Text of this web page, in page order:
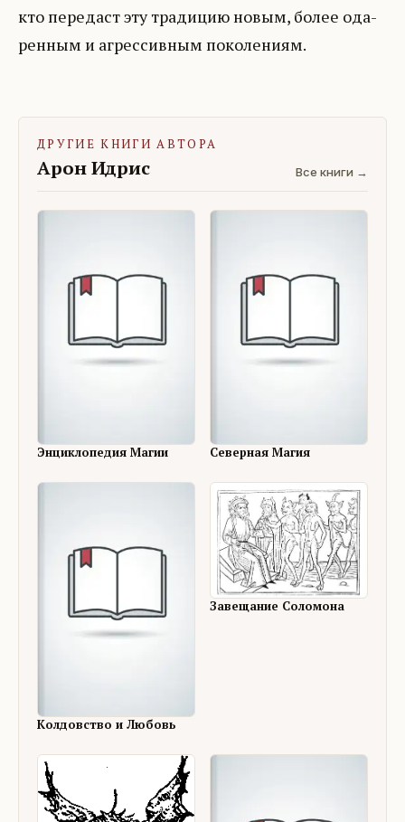
кто передаст эту традицию новым, более ода­
ренным и агрессивным поколениям.
ДРУГИЕ КНИГИ АВТОРА
Арон Идрис Все книги →
Энциклопедия Магии Северная Магия
Колдовство и Любовь
Завещание Соломона